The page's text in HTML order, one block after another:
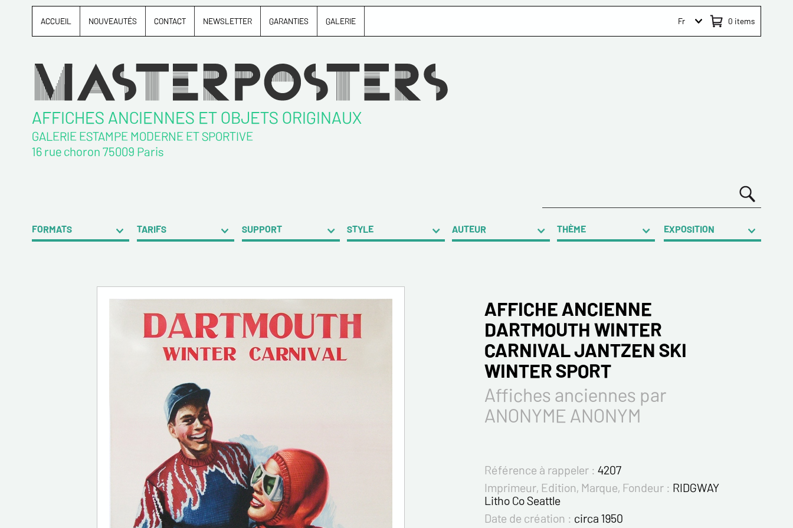
ACCUEIL NOUVEAUTÉS CONTACT NEWSLETTER GARANTIES GALERIE 0 items
Fr
AFFICHES ANCIENNES ET OBJETS ORIGINAUX
GALERIE ESTAMPE MODERNE ET SPORTIVE
16 rue choron 75009 Paris
FORMATS TARIFS SUPPORT STYLE AUTEUR THÈME EXPOSITION
AFFICHE ANCIENNE
DARTMOUTH WINTER
CARNIVAL JANTZEN SKI
WINTER SPORT
Affiches anciennes par
ANONYME ANONYM
Référence à rappeler : 4207
Imprimeur, Edition, Marque, Fondeur : RIDGWAY
Litho Co Seattle
Date de création : circa 1950